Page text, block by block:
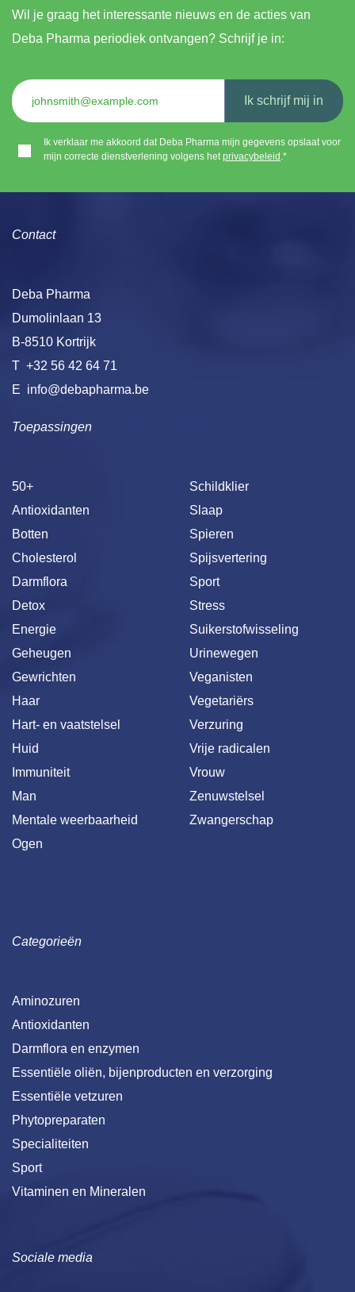
Ik schrijf mij in
Ik verklaar me akkoord dat Deba Pharma mijn gegevens opslaat voor
mijn correcte dienstverlening volgens hetprivacybeleid .*
Wil je graag het interessante nieuws en de acties van
Deba Pharma periodiek ontvangen? Schrijf je in:
Toepassingen
50+
Antioxidanten
Botten
Cholesterol
Darmflora
Detox
Energie
Geheugen
Gewrichten
Haar
Hart- en vaatstelsel
Huid
Immuniteit
Man
Mentale weerbaarheid
Ogen
Schildklier
Slaap
Spieren
Spijsvertering
Sport
Stress
Suikerstofwisseling
Urinewegen
Veganisten
Vegetariërs
Verzuring
Vrije radicalen
Vrouw
Zenuwstelsel
Zwangerschap
Contact
Deba Pharma
Dumolinlaan 13
B-8510 Kortrijk
T +32 56 42 64 71
E info@debapharma.be
Categorieën
Aminozuren
Antioxidanten
Darmflora en enzymen
Essentiële oliën, bijenproducten en verzorging
Essentiële vetzuren
Phytopreparaten
Specialiteiten
Sport
Vitaminen en Mineralen
Sociale media